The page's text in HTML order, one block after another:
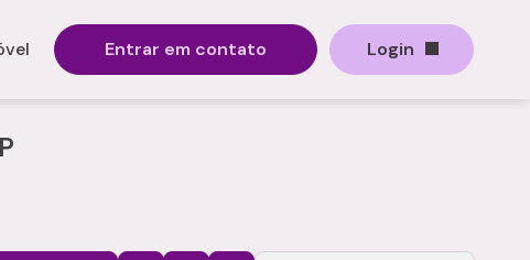
Login
Entrar em contato